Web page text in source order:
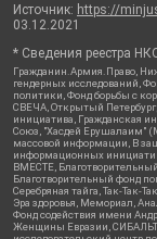
Источник: https://
03.12.2021
* Сведения реестра
Гражданин.Армия.Право,
гендерных исследований,
политики, Фонд борьбы с
СВЕЧА, Открытый
инициатива, Гражданская
Союз, "Хасдей Ерушалаим"
массовой информации, В
информационных
ВМЕСТЕ,
Благотворительный фонд
Серебряная тайга, Так-Так-
Эра здоровья, Мемориал,
Фонд содействия имени
Женщины Евразии, СИБАЛЬТ,